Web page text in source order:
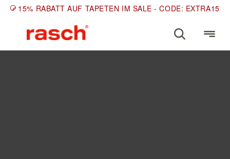
15% RABATT AUF TAPETEN IM SALE - CODE: EXTRA15